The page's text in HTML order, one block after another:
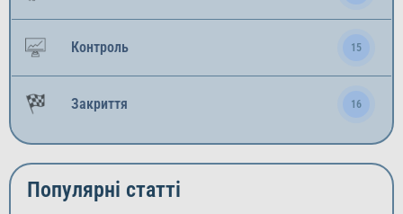
Контроль 15
Закриття 16
Популярні статті